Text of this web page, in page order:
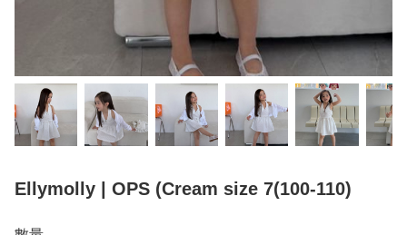
Ellymolly | OPS (Cream size 7(100-110)